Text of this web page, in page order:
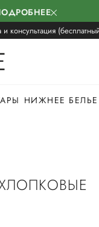
консультация
НИЖНЕЕ БЕЛЬЕ